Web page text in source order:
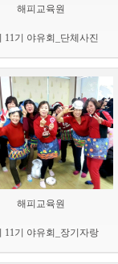
해피교육원
11기 야유회_단체사진
해피교육원
11기 야유회_장기자랑